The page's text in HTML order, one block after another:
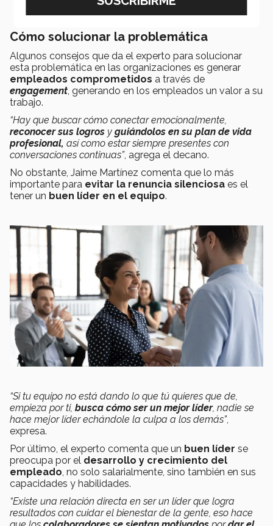
Cómo solucionar la problemática
Algunos consejos que da el experto para solucionar
esta problemática en las organizaciones es generar
empleados comprometidos a través de
engagement, generando en los empleados un valor a su
trabajo.
“Hay que buscar cómo conectar emocionalmente,
reconocer sus logros y guiándolos en su plan de vida
profesional, así como estar siempre presentes con
conversaciones continuas”, agrega el decano.
No obstante, Jaime Martínez comenta que lo más
importante para evitar la renuncia silenciosa es el
tener un buen líder en el equipo.
“Si tu equipo no está dando lo que tú quieres que de,
empieza por ti, busca cómo ser un mejor líder, nadie se
hace mejor líder echándole la culpa a los demás”,
expresa.
Por último, el experto comenta que un buen líder se
preocupa por el desarrollo y crecimiento del
empleado, no solo salarialmente, sino también en sus
capacidades y habilidades.
“Existe una relación directa en ser un líder que logra
resultados con cuidar el bienestar de la gente, eso hace